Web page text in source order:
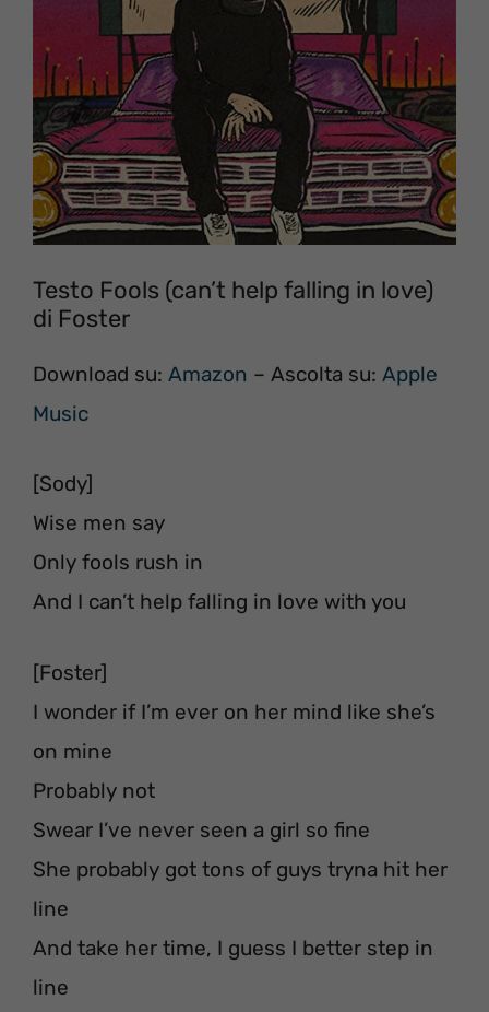
Testo Fools (can’t help falling in love)
di Foster
Download su: Amazon – Ascolta su: Apple
Music
[Sody]
Wise men say
Only fools rush in
And I can’t help falling in love with you
[Foster]
I wonder if I’m ever on her mind like she’s
on mine
Probably not
Swear I’ve never seen a girl so fine
She probably got tons of guys tryna hit her
line
And take her time, I guess I better step in
line